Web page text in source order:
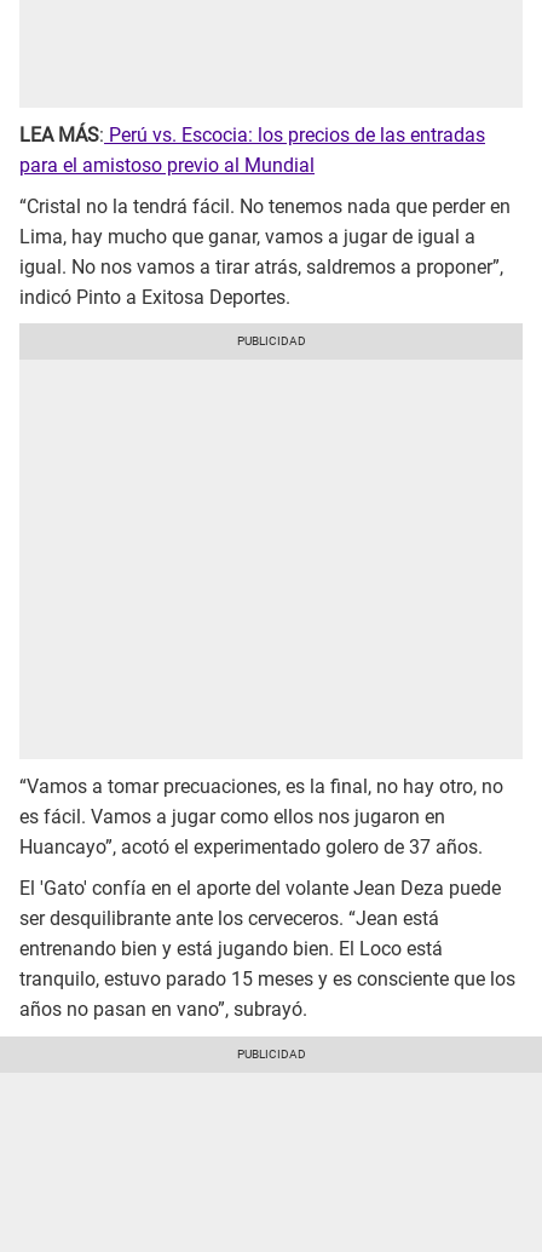
LEA MÁS: Perú vs. Escocia: los precios de las entradas
para el amistoso previo al Mundial
“Cristal no la tendrá fácil. No tenemos nada que perder en
Lima, hay mucho que ganar, vamos a jugar de igual a
igual. No nos vamos a tirar atrás, saldremos a proponer”,
indicó Pinto a Exitosa Deportes.
“Vamos a tomar precuaciones, es la final, no hay otro, no
es fácil. Vamos a jugar como ellos nos jugaron en
Huancayo”, acotó el experimentado golero de 37 años.
El 'Gato' confía en el aporte del volante Jean Deza puede
ser desquilibrante ante los cerveceros. “Jean está
entrenando bien y está jugando bien. El Loco está
tranquilo, estuvo parado 15 meses y es consciente que los
años no pasan en vano”, subrayó.